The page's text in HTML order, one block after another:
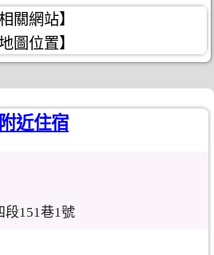
關網站】
圖位置】
近住宿
段151巷1號